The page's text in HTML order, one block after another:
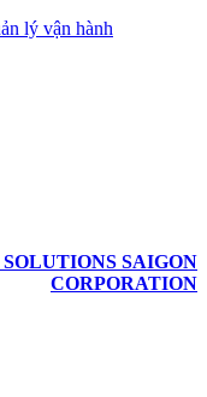
SAIGON
CORPORATION